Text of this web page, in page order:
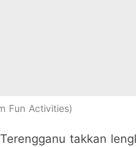
Fun Activities
takkan